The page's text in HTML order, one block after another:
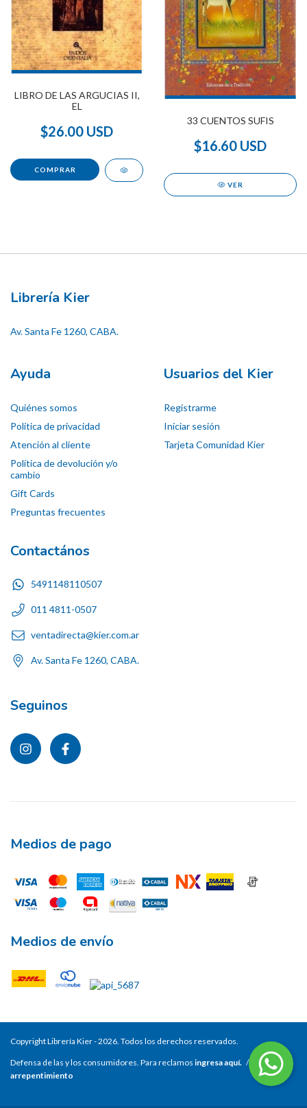
LIBRO DE LAS ARGUCIAS II,
EL
$26.00 USD
33 CUENTOS SUFIS
$16.60 USD
VER
Librería Kier
Av. Santa Fe 1260, CABA.
Ayuda
Quiénes somos
Política de privacidad
Atención al cliente
Política de devolución y/o
cambio
Gift Cards
Preguntas frecuentes
Usuarios del Kier
Registrarme
Iniciar sesión
Tarjeta Comunidad Kier
Contactános
5491148110507
011 4811-0507
ventadirecta@kier.com.ar
Av. Santa Fe 1260, CABA.
Seguinos
Medios de pago
Medios de envío
Copyright Librería Kier - 2026. Todos los derechos reservados.
Defensa de las y los consumidores. Para reclamos ingresa aquí. /
Botón de
arrepentimiento